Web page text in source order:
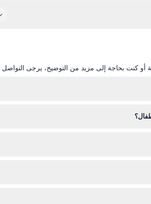
كنت بحاجة إلى مزيد من التوضيح، يرجى التواصل